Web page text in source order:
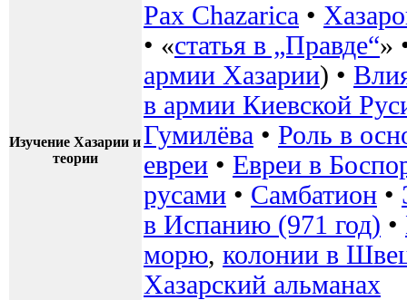
Изучение Хазарии и
теории
Pax Chazarica •
• «статья в „Правде“»
армии Хазарии) •
в армии Киевской
Гумилёва • Роль в
евреи • Евреи в
русами • Самбатион •
в Испанию (971 год) •
морю, колонии в
Хазарский альманах